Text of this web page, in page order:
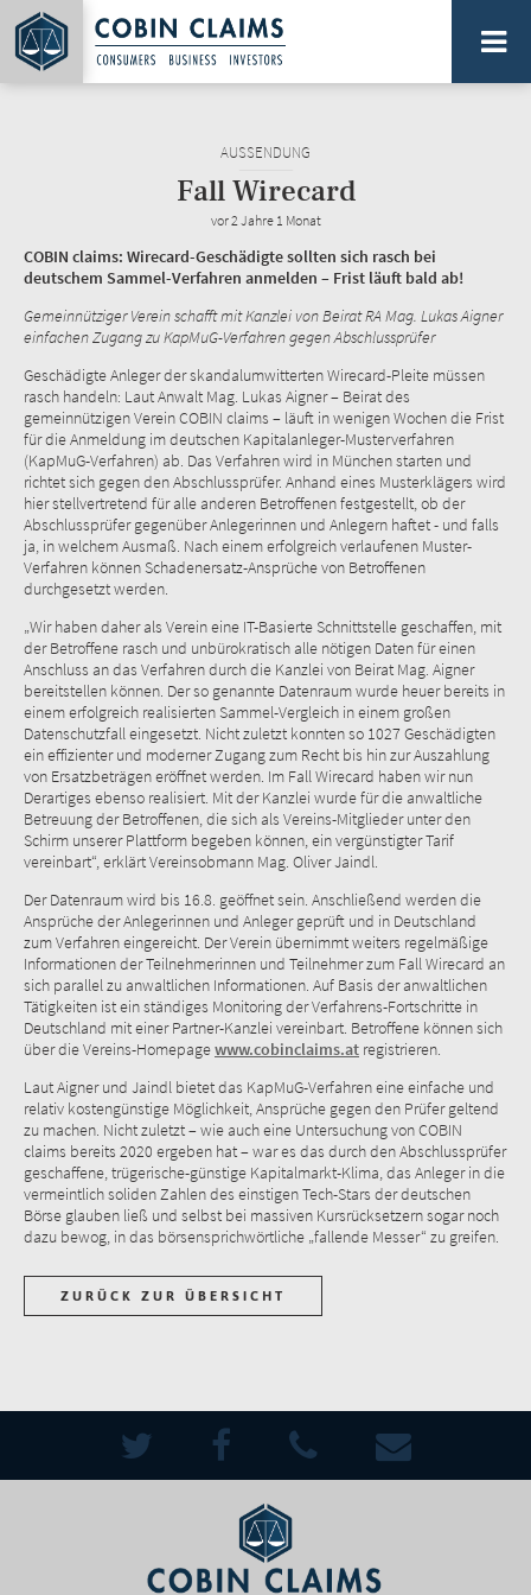
Direkt
zum
Inhalt
AUSSENDUNG
Fall Wirecard
vor 2 Jahre 1 Monat
COBIN claims: Wirecard-Geschädigte sollten sich rasch bei
deutschem Sammel-Verfahren anmelden – Frist läuft bald ab!
Gemeinnütziger Verein schafft mit Kanzlei von Beirat RA Mag. Lukas Aigner
einfachen Zugang zu KapMuG-Verfahren gegen Abschlussprüfer
Geschädigte Anleger der skandalumwitterten Wirecard-Pleite müssen
rasch handeln: Laut Anwalt Mag. Lukas Aigner – Beirat des
gemeinnützigen Verein COBIN claims – läuft in wenigen Wochen die Frist
für die Anmeldung im deutschen Kapitalanleger-​Musterverfahren
(KapMuG-Verfahren) ab. Das Verfahren wird in München starten und
richtet sich gegen den Abschlussprüfer. Anhand eines Musterklägers wird
hier stellvertretend für alle anderen Betroffenen festgestellt, ob der
Abschlussprüfer gegenüber Anlegerinnen und Anlegern haftet - und falls
ja, in welchem Ausmaß. Nach einem erfolgreich verlaufenen Muster-
Verfahren können Schadenersatz-Ansprüche von Betroffenen
durchgesetzt werden.
„Wir haben daher als Verein eine IT-Basierte Schnittstelle geschaffen, mit
der Betroffene rasch und unbürokratisch alle nötigen Daten für einen
Anschluss an das Verfahren durch die Kanzlei von Beirat Mag. Aigner
bereitstellen können. Der so genannte Datenraum wurde heuer bereits in
einem erfolgreich realisierten Sammel-Vergleich in einem großen
Datenschutzfall eingesetzt. Nicht zuletzt konnten so 1027 Geschädigten
ein effizienter und moderner Zugang zum Recht bis hin zur Auszahlung
von Ersatzbeträgen eröffnet werden. Im Fall Wirecard haben wir nun
Derartiges ebenso realisiert. Mit der Kanzlei wurde für die anwaltliche
Betreuung der Betroffenen, die sich als Vereins-Mitglieder unter den
Schirm unserer Plattform begeben können, ein vergünstigter Tarif
vereinbart“, erklärt Vereinsobmann Mag. Oliver Jaindl.
Der Datenraum wird bis 16.8. geöffnet sein. Anschließend werden die
Ansprüche der Anlegerinnen und Anleger geprüft und in Deutschland
zum Verfahren eingereicht. Der Verein übernimmt weiters regelmäßige
Informationen der Teilnehmerinnen und Teilnehmer zum Fall Wirecard an
sich parallel zu anwaltlichen Informationen. Auf Basis der anwaltlichen
Tätigkeiten ist ein ständiges Monitoring der Verfahrens-Fortschritte in
Deutschland mit einer Partner-Kanzlei vereinbart. Betroffene können sich
über die Vereins-Homepagewww.cobinclaims.at registrieren.
Laut Aigner und Jaindl bietet das KapMuG-Verfahren eine einfache und
relativ kostengünstige Möglichkeit, Ansprüche gegen den Prüfer geltend
zu machen. Nicht zuletzt – wie auch eine Untersuchung von COBIN
claims bereits 2020 ergeben hat – war es das durch den Abschlussprüfer
geschaffene, trügerische-günstige Kapitalmarkt-Klima, das Anleger in die
vermeintlich soliden Zahlen des einstigen Tech-Stars der deutschen
Börse glauben ließ und selbst bei massiven Kursrücksetzern sogar noch
dazu bewog, in das börsensprichwörtliche „fallende Messer“ zu greifen.
ZURÜCK ZUR ÜBERSICHT